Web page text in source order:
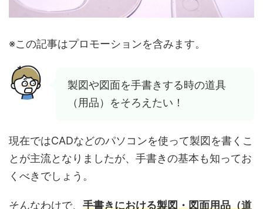
※この記事はプロモーションを含みます。
製図や図面を手書きする時の道具
（用品）をそろえたい！
現在ではCADなどのパソコンを使って製図を書くこ
とが主流となりましたが、手書きの基本も知ってお
くべきでしょう。
そんなわけで、 手書きにおける製図・図面用品（道